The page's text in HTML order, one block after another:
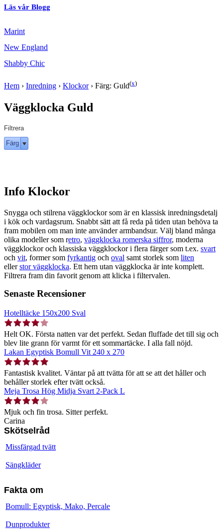
Läs vår Blogg
Marint
New England
Shabby Chic
Hem › Inredning › Klockor› Färg: Guld(x)
Väggklocka Guld
Filtrera
Färg
Info Klockor
Snygga och stilrena väggklockor som är en klassisk inredningsdetalj
i kök och vardagsrum. Snabbt sätt att få reda på tiden utan behöva ta
fram mobilen om man inte använder armbandsur. Välj bland många
olika modeller som retro, väggklocka romerska siffror, moderna
väggklockor och klassiska väggklockor i flera färger som t.ex. svart
och vit, former som fyrkantig och oval samt storlek som liten
ellerstor väggklocka. Ett hem utan väggklocka är inte komplett.
Filtrera fram din favorit genom att klicka i filtervalen.
Senaste Recensioner
Hotelltäcke 150x200 Sval
Helt OK. Första natten var det perfekt. Sedan fluffade det till sig och
blev lite grann för varmt för ett sommartäcke. I alla fall nöjd.
Lakan Egyptisk Bomull Vit 240 x 270
Fantastisk kvalitet. Väntar på att tvätta för att se att det håller och
behåller storlek efter tvätt också.
Meja Trosa Hög Midja Svart 2-Pack L
Mjuk och fin trosa. Sitter perfekt.
Carina
Skötselråd
Missfärgad tvätt
Sängkläder
Fakta om
Bomull: Egyptisk, Mako, Percale
Dunprodukter